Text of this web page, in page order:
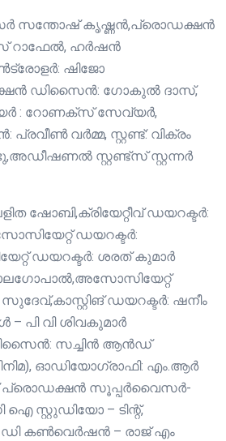
സന്തോഷ്‌ കൃഷ്ണൻ,പ്രൊഡക്ഷൻ
റാഫേൽ, ഹർഷൻ
ഷിജോ
ഡിസൈൻ: ഗോകുൽ ദാസ്,
: റോണക്സ് സേവ്യർ,
വർമ്മ, സ്റ്റണ്ട്: വിക്രം
സ്റ്റണ്ട്സ് സ്റ്റന്നർ
ഷോബി,ക്രിയേറ്റീവ് ഡയറക്ടർ:
ഡയറക്ടർ:
ഡയറക്ടർ: ശരത് കുമാർ
ഡയറക്ടർ: ഷനീം
പി വി ശിവകുമാർ
സച്ചിൻ ആൻഡ്
ഓഡിയോഗ്രാഫി: എം.ആർ
പ്രൊഡക്ഷൻ സൂപ്പർവൈസർ-
ഐ സ്റ്റുഡിയോ – ടിന്റ്,
3 ഡി കൺവെർഷൻ – രാജ് എം